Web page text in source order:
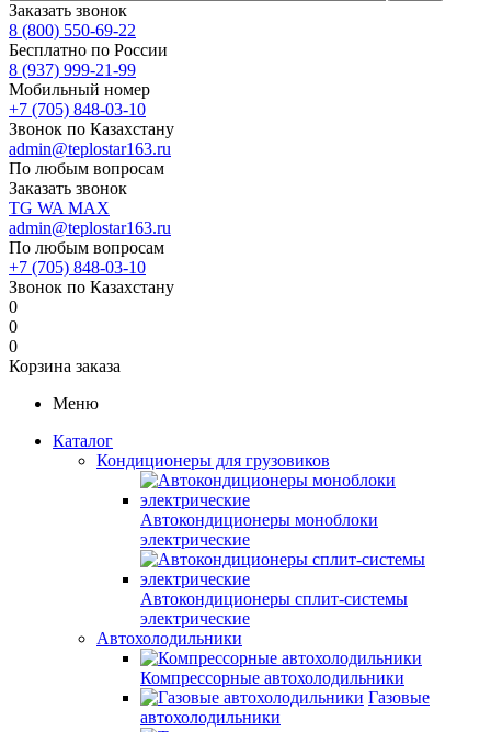
Заказать звонок
8 (800) 550-69-22
Бесплатно по России
8 (937) 999-21-99
Мобильный номер
+7 (705) 848-03-10
Звонок по Казахстану
admin@teplostar163.ru
По любым вопросам
Заказать звонок
TG WA MAX
admin@teplostar163.ru
По любым вопросам
+7 (705) 848-03-10
Звонок по Казахстану
0
0
0
Корзина заказа
Меню
Каталог
Кондиционеры для грузовиков
Автокондиционеры моноблоки
электрические
Автокондиционеры сплит-системы
электрические
Автохолодильники
Компрессорные автохолодильники
Газовые
автохолодильники